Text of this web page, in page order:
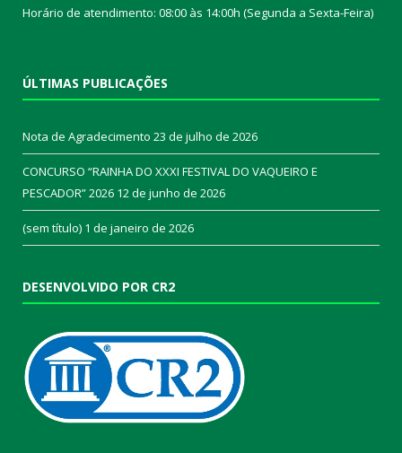
Horário de atendimento: 08:00 às 14:00h (Segunda a Sexta-Feira)
ÚLTIMAS PUBLICAÇÕES
Nota de Agradecimento 23 de julho de 2026
CONCURSO “RAINHA DO XXXI FESTIVAL DO VAQUEIRO E
PESCADOR” 2026 12 de junho de 2026
(sem título) 1 de janeiro de 2026
DESENVOLVIDO POR CR2